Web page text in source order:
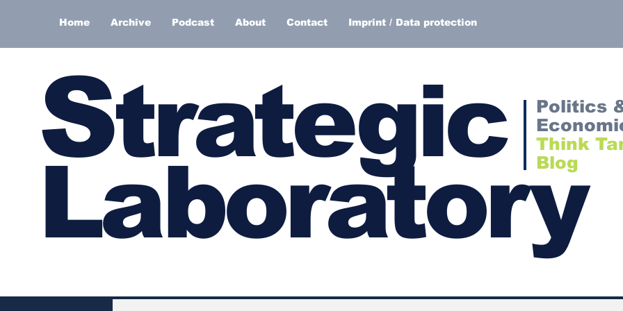
Home Archive Podcast About Contact Imprint / Data protection
Strategic
Laboratory
Politics
Think
Blog